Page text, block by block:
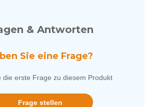
& Antworten
Sie eine Frage?
die erste Frage zu diesem Produkt
Frage stellen